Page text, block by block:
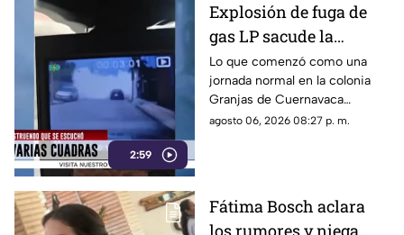
2:59
Explosión de fuga de
gas LP sacude la
colonia Las Granjas
Lo que comenzó como una
jornada normal en la colonia
Granjas de Cuernavaca
terminó en una movilización
agosto 06, 2026 08:27 p. m.
Fátima Bosch aclara
los rumores y niega